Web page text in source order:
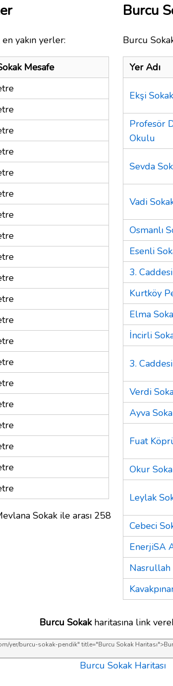
yakın yerler:
Mesafe
Sokak ile arası 258
Burcu
Burcu
Yer Adı
Ekşi Sokak
Profesör
Okulu
Sevda
Vadi
Osmanlı
Esenli
3. Caddesi
Kurtköy
Elma
İncirli
3. Caddesi
Verdi
Ayva
Fuat
Okur
Leylak
Cebeci
EnerjiSA
Nasrullah
Burcu Sokakharitasına link
Burcu Sokak Haritası